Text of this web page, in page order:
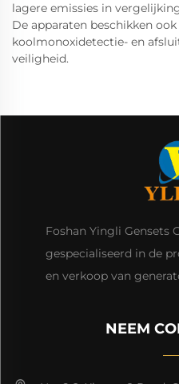
lagere emissies in
De apparaten beschikken
koolmonoxidetectie- en
veiligheid.
Foshan Yingli Gensets
gespecialiseerd in de
en verkoop van
NEEM